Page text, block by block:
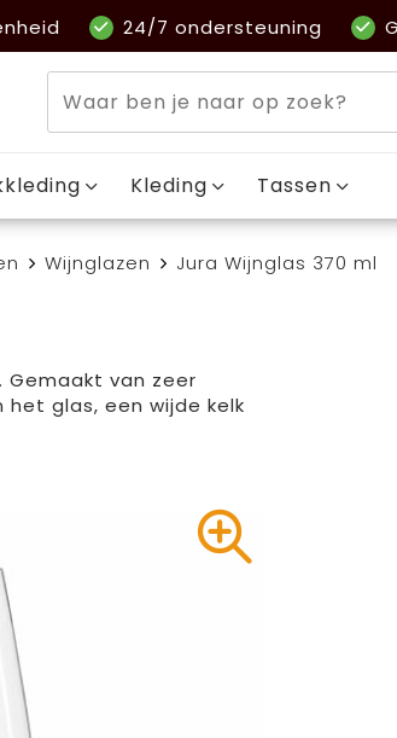
24/7 ondersteuning
Kleding Tassen
Wijnglazen Jura Wijnglas 370 ml
van zeer
glas, een wijde kelk